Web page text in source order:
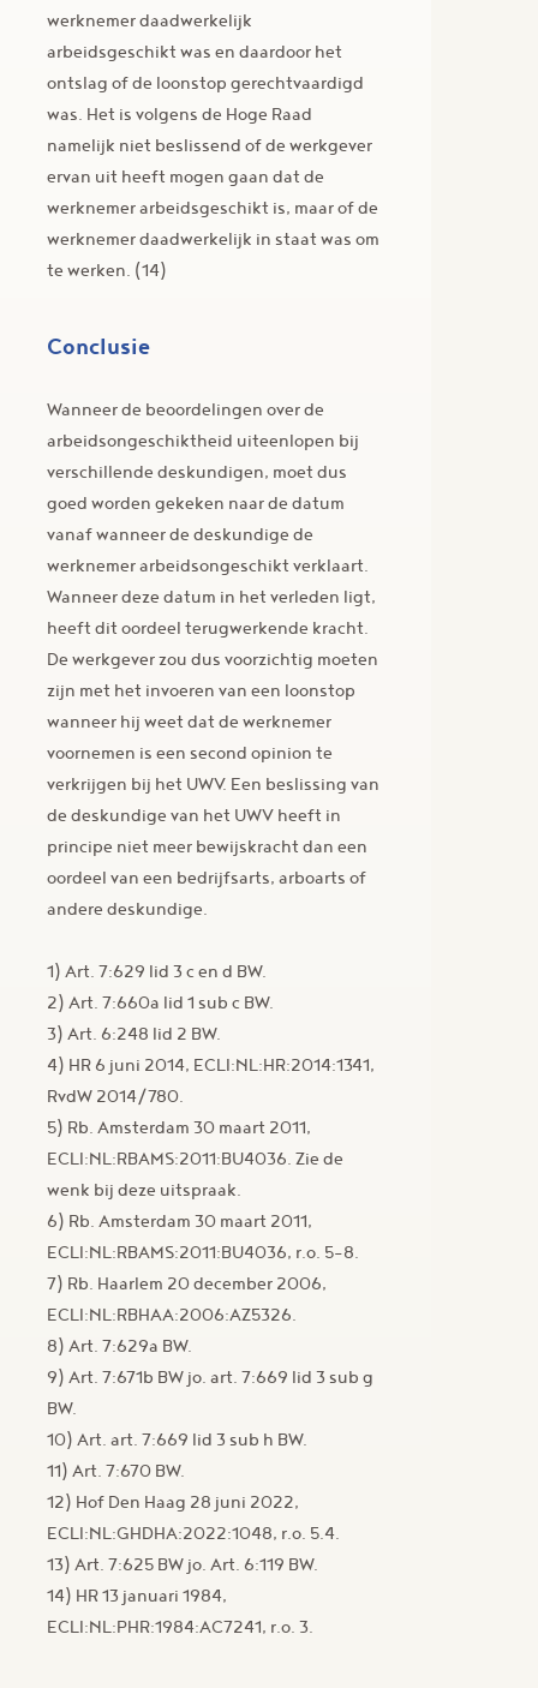
werknemer daadwerkelijk
arbeidsgeschikt was en daardoor het
ontslag of de loonstop gerechtvaardigd
was. Het is volgens de Hoge Raad
namelijk niet beslissend of de werkgever
ervan uit heeft mogen gaan dat de
werknemer arbeidsgeschikt is, maar of de
werknemer daadwerkelijk in staat was om
te werken. (14)
Conclusie
Wanneer de beoordelingen over de
arbeidsongeschiktheid uiteenlopen bij
verschillende deskundigen, moet dus
goed worden gekeken naar de datum
vanaf wanneer de deskundige de
werknemer arbeidsongeschikt verklaart.
Wanneer deze datum in het verleden ligt,
heeft dit oordeel terugwerkende kracht.
De werkgever zou dus voorzichtig moeten
zijn met het invoeren van een loonstop
wanneer hij weet dat de werknemer
voornemen is een second opinion te
verkrijgen bij het UWV. Een beslissing van
de deskundige van het UWV heeft in
principe niet meer bewijskracht dan een
oordeel van een bedrijfsarts, arboarts of
andere deskundige.
1) Art. 7:629 lid 3 c en d BW.
2) Art. 7:660a lid 1 sub c BW.
3) Art. 6:248 lid 2 BW.
4) HR 6 juni 2014, ECLI:NL:HR:2014:1341,
RvdW 2014/780.
5) Rb. Amsterdam 30 maart 2011,
ECLI:NL:RBAMS:2011:BU4036. Zie de
wenk bij deze uitspraak.
6) Rb. Amsterdam 30 maart 2011,
ECLI:NL:RBAMS:2011:BU4036, r.o. 5-8.
7) Rb. Haarlem 20 december 2006,
ECLI:NL:RBHAA:2006:AZ5326.
8) Art. 7:629a BW.
9) Art. 7:671b BW jo. art. 7:669 lid 3 sub g
BW.
10) Art. art. 7:669 lid 3 sub h BW.
11) Art. 7:670 BW.
12) Hof Den Haag 28 juni 2022,
ECLI:NL:GHDHA:2022:1048, r.o. 5.4.
13) Art. 7:625 BW jo. Art. 6:119 BW.
14) HR 13 januari 1984,
ECLI:NL:PHR:1984:AC7241, r.o. 3.